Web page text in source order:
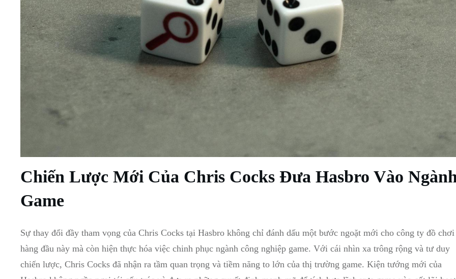
Chiến ‌Lược Mới Của‍ Chris Cocks Đưa‌ Hasbro Vào
⁣Game
Sự⁣ thay đổi đầy tham vọng của Chris Cocks tại Hasbro không chỉ đánh dấu ⁤một bước ngoặt mới cho công⁢ ty ‍đồ chơi​
hàng đầu này mà còn ​hiện ⁢thực hóa ⁢việc chinh phục ​ngành công nghiệp game. Với‍ cái nhìn xa trông​ rộng​ và tư duy⁣
chiến lược, Chris Cocks đã nhận ra tầm quan trọng và tiềm năng to lớn của thị‌ trường game. Kiện tướng mới của